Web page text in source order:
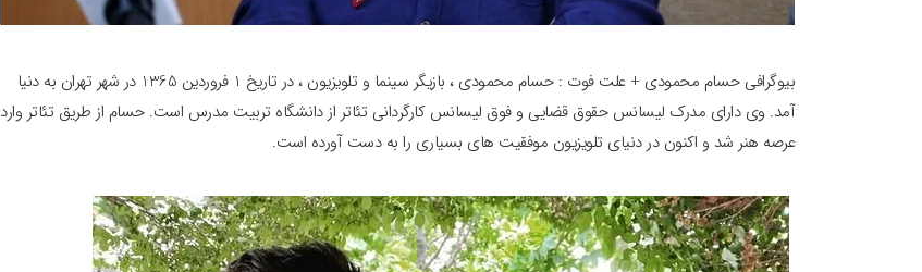
بیوگرافی حسام محمودی + علت فوت : حسام محمودی ، بازیگر سینما و تلویزیون ، در تاریخ 1 فروردین 1365 در شهر تهران به دنیا
آمد. وی دارای مدرک لیسانس حقوق قضایی و فوق لیسانس کارگردانی تئاتر از دانشگاه تربیت مدرس است. حسام از طریق تئاتر وارد
عرصه هنر شد و اکنون در دنیای تلویزیون موفقیت های بسیاری را به دست آورده است.